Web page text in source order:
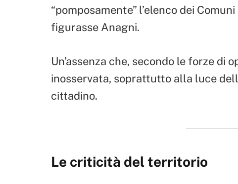
“pomposamente” l’elenco dei
figurasse Anagni.
Un’assenza che, secondo le forze di
inosservata, soprattutto alla luce
cittadino.
Le criticità del territorio